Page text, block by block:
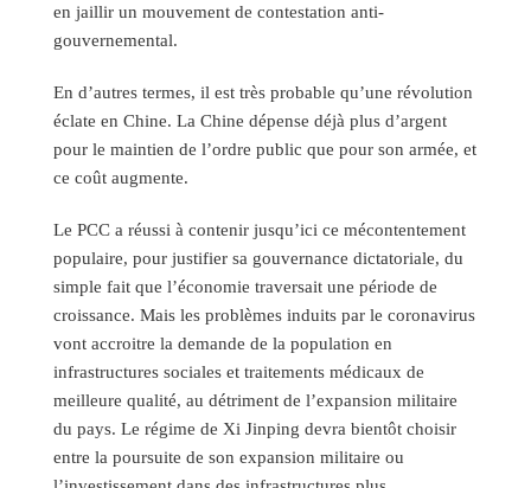
en jaillir un mouvement de contestation anti-
gouvernemental.
En d’autres termes, il est très probable qu’une révolution
éclate en Chine. La Chine dépense déjà plus d’argent
pour le maintien de l’ordre public que pour son armée, et
ce coût augmente.
Le PCC a réussi à contenir jusqu’ici ce mécontentement
populaire, pour justifier sa gouvernance dictatoriale, du
simple fait que l’économie traversait une période de
croissance. Mais les problèmes induits par le coronavirus
vont accroitre la demande de la population en
infrastructures sociales et traitements médicaux de
meilleure qualité, au détriment de l’expansion militaire
du pays. Le régime de Xi Jinping devra bientôt choisir
entre la poursuite de son expansion militaire ou